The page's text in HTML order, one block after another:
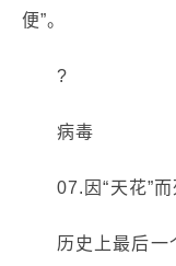
便”。
?
病毒
07.因“天花”
历史上最后一